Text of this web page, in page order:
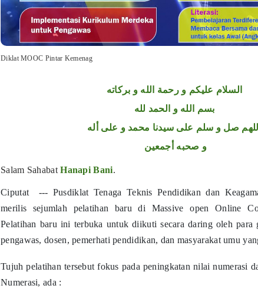
Diklat MOOC Pintar Kemenag
السلام عليكم و رحمة الله و بركاته
بسم الله و الحمد لله
اللهم صل و سلم على سيدنا محمد و على أله
و صحبه أجمعين
Salam SahabatHanapi Bani.
Ciputat --- Pusdiklat Tenaga Teknis Pendidikan dan
merilis sejumlah pelatihan baru di Massive open Online
Pelatihan baru ini terbuka untuk diikuti secara daring oleh para
pengawas, dosen, pemerhati pendidikan, dan masyarakat umu
Tujuh pelatihan tersebut fokus pada peningkatan nilai numerasi
Numerasi, ada :